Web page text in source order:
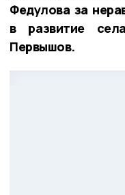
Федулова за
в развитие
Первышов.